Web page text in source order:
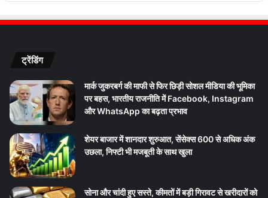
ट्रेंडिंग
मार्क जुकरबर्ग की माफी से फिर छिड़ी सोशल मीडिया की भूमिका
पर बहस, भारतीय राजनीति में Facebook, Instagram
और WhatsApp का बढ़ता प्रभाव
शेयर बाजार में शानदार शुरुआत, सेंसेक्स 600 से अधिक अंक
उछला, निफ्टी भी मजबूती के साथ खुला
सोना और चांदी हुए सस्ते, कीमतों में बड़ी गिरावट से खरीदारों को